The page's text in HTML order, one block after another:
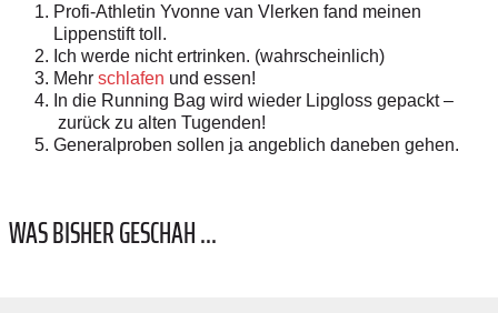
Profi-Athletin Yvonne van Vlerken fand meinen
Lippenstift toll.
Ich werde nicht ertrinken. (wahrscheinlich)
Mehr schlafen und essen!
In die Running Bag wird wieder Lipgloss gepackt –
zurück zu alten Tugenden!
Generalproben sollen ja angeblich daneben gehen.
WAS BISHER GESCHAH ...